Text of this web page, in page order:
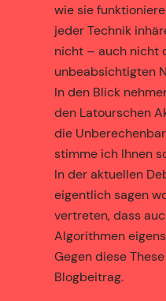
wie sie
jeder Technik
nicht – auch nicht
unbeabsichtigten
In den Blick
den Latourschen
die
stimme ich Ihnen
In der aktuellen
eigentlich sagen
vertreten, dass
Algorithmen
Gegen diese
Blogbeitrag.